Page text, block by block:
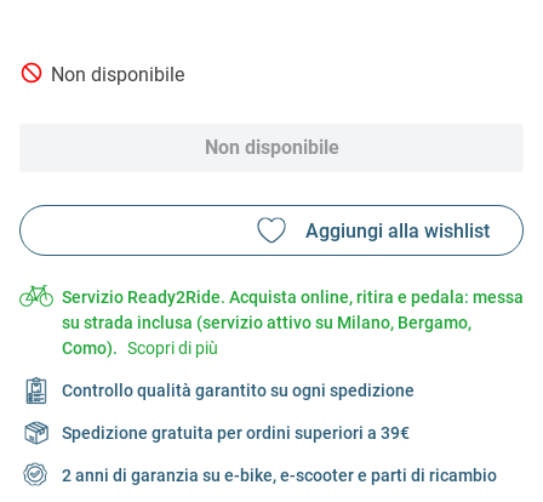
Non disponibile
Non disponibile
Servizio Ready2Ride. Acquista online, ritira e pedala: messa
su strada inclusa (servizio attivo su Milano, Bergamo,
Como). Scopri di più
Controllo qualità garantito su ogni spedizione
Spedizione gratuita per ordini superiori a 39€
2 anni di garanzia su e-bike, e-scooter e parti di ricambio